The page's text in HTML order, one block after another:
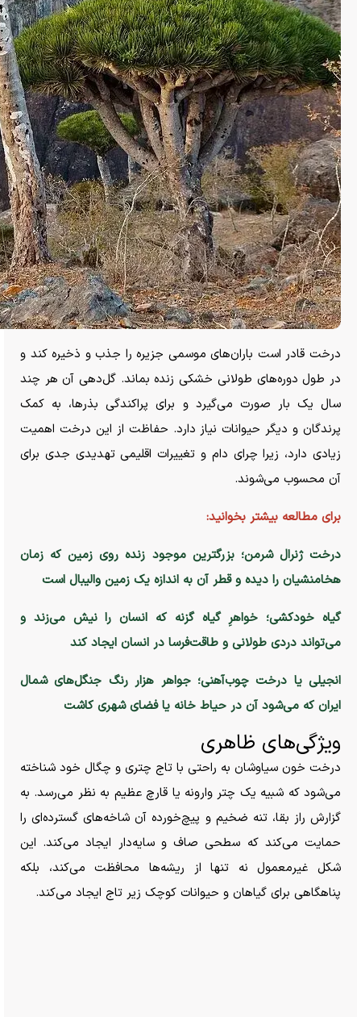
درخت قادر است باران‌های موسمی جزیره را جذب و ذخیره کند و
در طول دوره‌های طولانی خشکی زنده بماند. گل‌دهی آن هر چند
سال یک بار صورت می‌گیرد و برای پراکندگی بذرها، به کمک
پرندگان و دیگر حیوانات نیاز دارد. حفاظت از این درخت اهمیت
زیادی دارد، زیرا چرای دام و تغییرات اقلیمی تهدیدی جدی برای
آن محسوب می‌شوند.
برای مطالعه بیشتر بخوانید:
درخت ژنرال شرمن؛ بزرگترین موجود زنده روی زمین که زمان
هخامنشیان را دیده و قطر آن به اندازه یک زمین والیبال است
گیاه خودکشی؛ خواهرِ گیاه گزنه که انسان را نیش می‌زند و
می‌تواند دردی طولانی و طاقت‌فرسا در انسان ایجاد کند
انجیلی یا درخت چوب‌آهنی؛ جواهر هزار رنگ جنگل‌های شمال
ایران که می‌شود آن در حیاط خانه یا فضای شهری کاشت
ویژگی‌های ظاهری
درخت خون سیاوشان به راحتی با تاج چتری و چگال خود شناخته
می‌شود که شبیه یک چتر وارونه یا قارچ عظیم به نظر می‌رسد. به
گزارش راز بقا، تنه ضخیم و پیچ‌خورده آن شاخه‌های گسترده‌ای را
حمایت می‌کند که سطحی صاف و سایه‌دار ایجاد می‌کند. این
شکل غیرمعمول نه تنها از ریشه‌ها محافظت می‌کند، بلکه
پناهگاهی برای گیاهان و حیوانات کوچک زیر تاج ایجاد می‌کند.